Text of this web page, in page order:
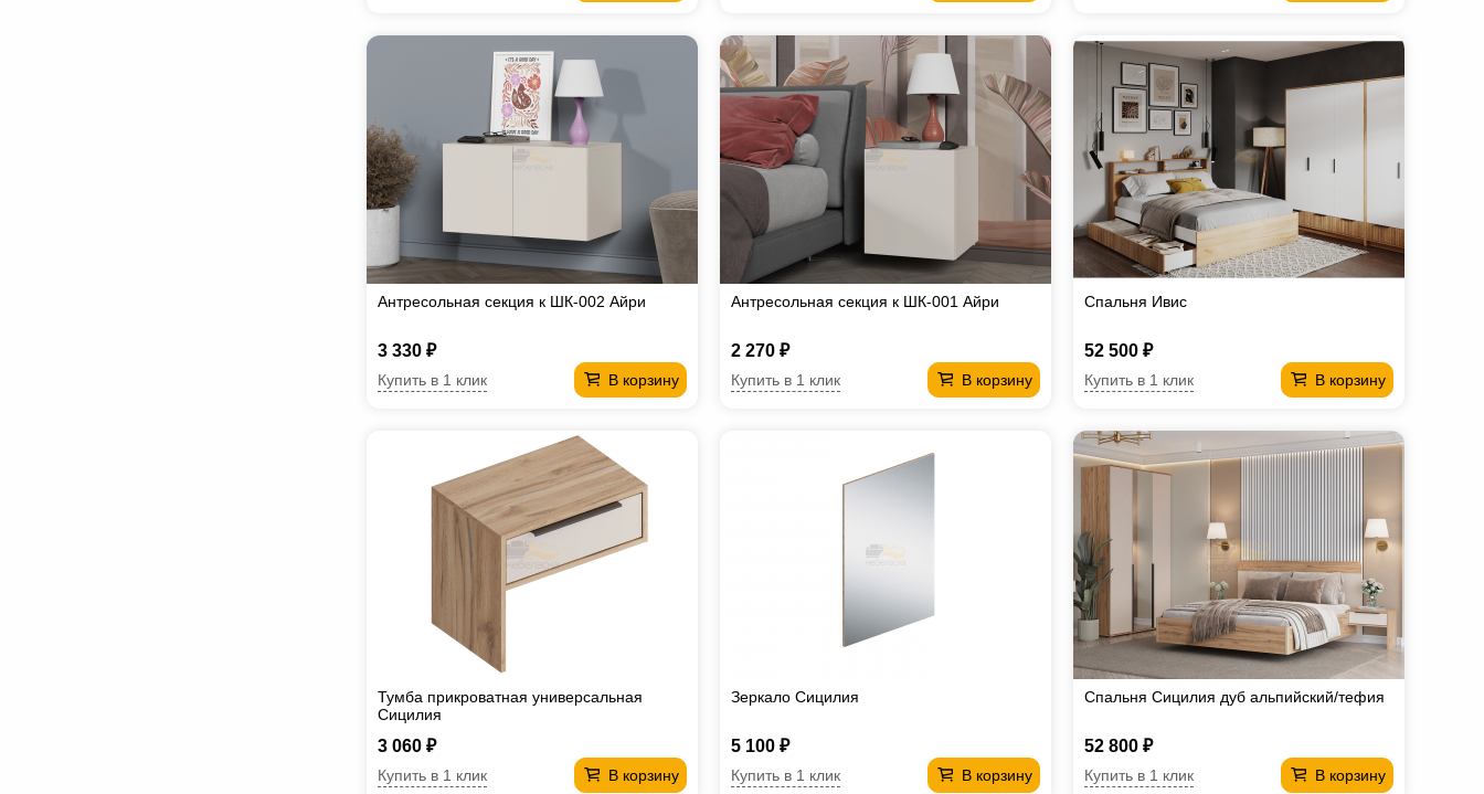
Антресольная секция к ШК-002 Айри
3 330 ₽
В корзину
Купить в 1 клик
Антресольная секция к ШК-001 Айри
2 270 ₽
В корзину
Купить в 1 клик
Спальня Ивис
52 500 ₽
В корзину
Купить в 1 клик
Тумба прикроватная универсальная
Сицилия
3 060 ₽
В корзину
Купить в 1 клик
Зеркало Сицилия
5 100 ₽
В корзину
Купить в 1 клик
Спальня Сицилия дуб альпийский/тефия
52 800 ₽
В корзину
Купить в 1 клик